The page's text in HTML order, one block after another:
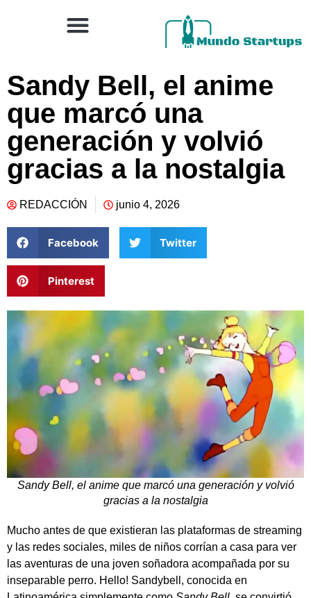
Sandy Bell, el anime
que marcó una
generación y volvió
gracias a la nostalgia
REDACCIÓN junio 4, 2026
Facebook Twitter
Pinterest
Sandy Bell, el anime que marcó una generación y volvió
gracias a la nostalgia
Mucho antes de que existieran las plataformas de streaming
y las redes sociales, miles de niños corrían a casa para ver
las aventuras de una joven soñadora acompañada por su
inseparable perro. Hello! Sandybell , conocida en